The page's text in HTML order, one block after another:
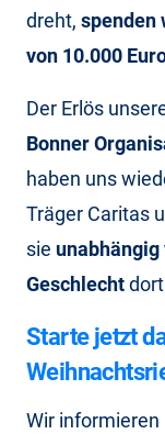
dreht, spenden
von 10.000
Der Erlös
Bonner
haben uns
Träger Caritas
sie
Geschlecht
Starte jetzt
Wir informieren